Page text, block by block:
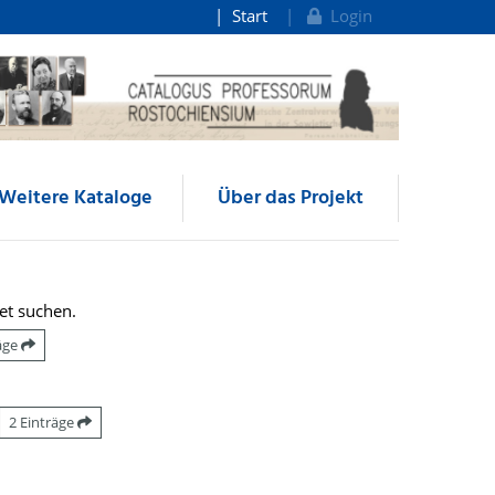
Start Login
Kataloge Über das Projekt
suchen.
2 Einträge